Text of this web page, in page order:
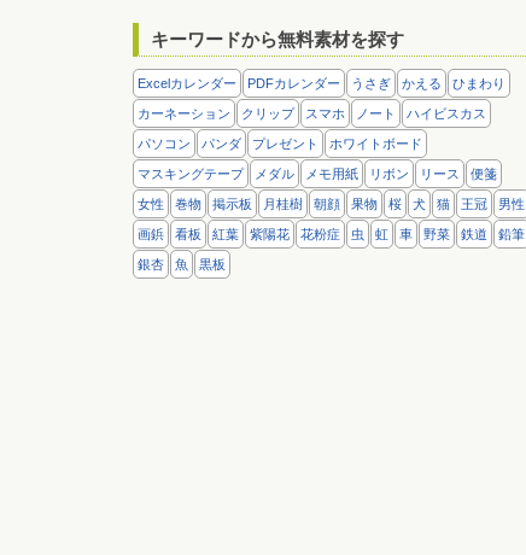
キーワードから無料素材を探す
Excelカレンダー PDFカレンダー うさぎ かえる ひまわり
カーネーション クリップ スマホ ノート ハイビスカス
パソコン パンダ プレゼント ホワイトボード
マスキングテープ メダル メモ用紙 リボン リース 便箋
女性 巻物 掲示板 月桂樹 朝顔 果物 桜 犬 猫 王冠 男性
画鋲 看板 紅葉 紫陽花 花粉症 虫 虹 車 野菜 鉄道 鉛筆
銀杏 魚 黒板